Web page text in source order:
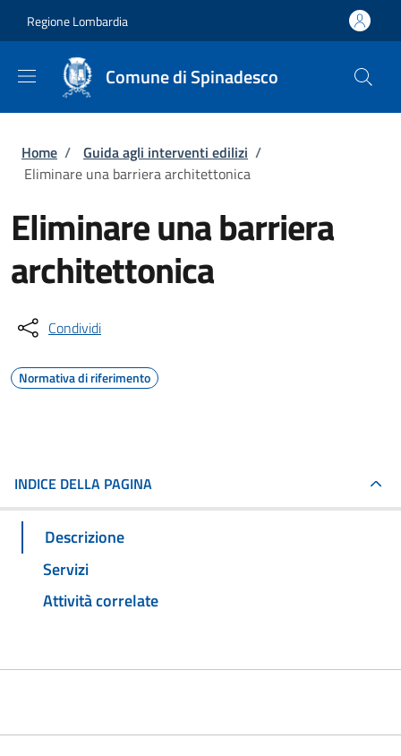
Regione Lombardia
Comune di Spinadesco
Briciole di pane
Home / Guida agli interventi edilizi /
Eliminare una barriera architettonica
Eliminare una barriera
architettonica
Condividi
Normativa di riferimento
INDICE DELLA PAGINA
Descrizione
Servizi
Attività correlate